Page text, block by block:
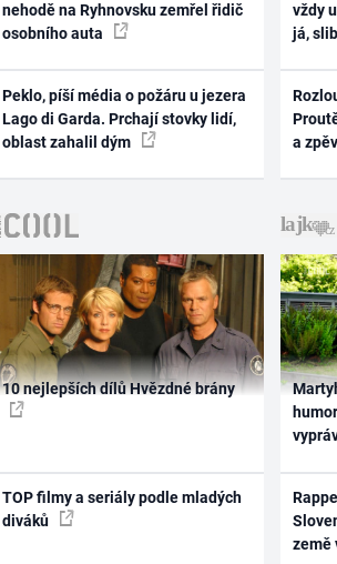
nehodě na Ryhnovsku zemřel řidič
osobního auta
Peklo, píší média o požáru u jezera
Lago di Garda. Prchají stovky lidí,
oblast zahalil dým
vždy
já,
a
10 nejlepších dílů Hvězdné brány
TOP filmy a seriály podle mladých
diváků
země